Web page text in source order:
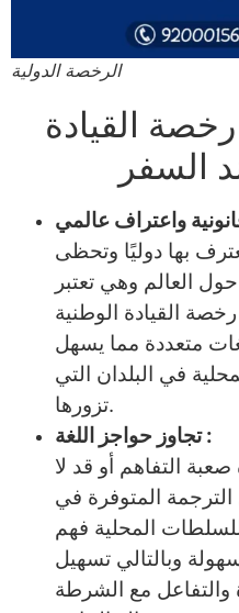
الرخصة الدولية
القيادة
السفر
بها دوليًا وتحظى
العالم وهي تعتبر
القيادة الوطنية
متعددة مما يسهل
في البلدان التي
تزورها.
تجاوز حواجز اللغة :
التفاهم أو قد لا
المتوفرة في
المحلية فهم
وبالتالي تسهيل
والتفاعل مع الشرطة